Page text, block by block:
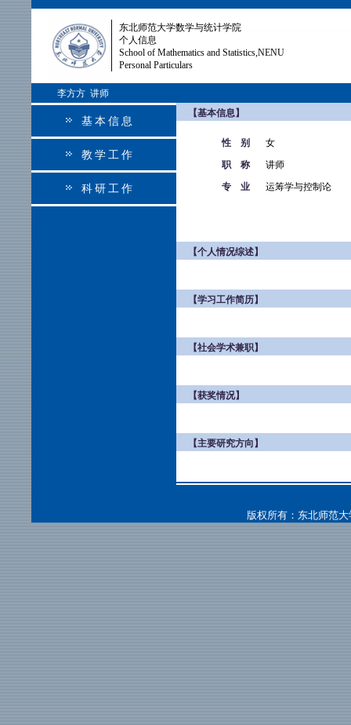
东北师范大学数学与统计学院
个人信息
School of Mathematics and Statistics,NENU
Personal Particulars
李方方 讲师
基本信息
教学工作
科研工作
【基本信息】
性 别
女
职 称
讲师
专 业
运筹学与控制论
【个人情况综述】
【学习工作简历】
【社会学术兼职】
【获奖情况】
【主要研究方向】
版权所有：东北师范